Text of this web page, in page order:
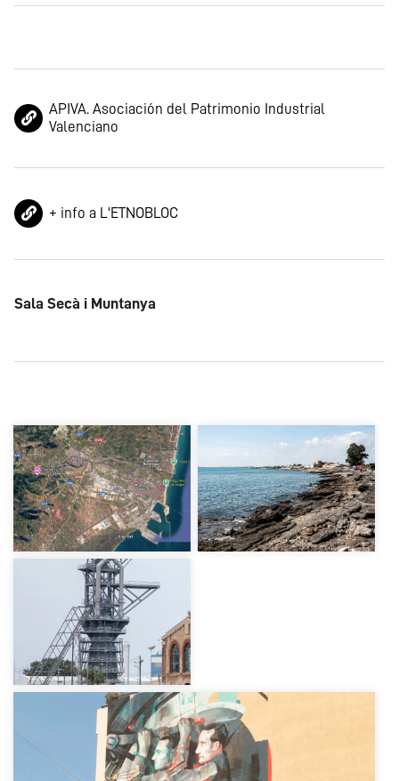
APIVA. Asociación del Patrimonio Industrial
Valenciano
+ info a L'ETNOBLOC
Sala Secà i Muntanya